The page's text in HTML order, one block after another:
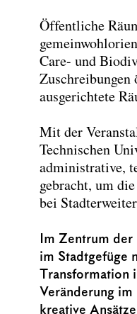
Öffentliche
Care- und
Zuschreibungen
ausgerichtete
Mit der
Technischen
administrative,
gebracht, um
bei
Im Zentrum der
im Stadtgefüge
Transformation
Veränderung
kreative